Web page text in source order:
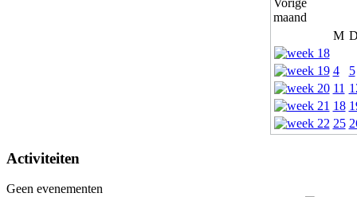
M
4
5
11
18
25
Activiteiten
Geen evenementen